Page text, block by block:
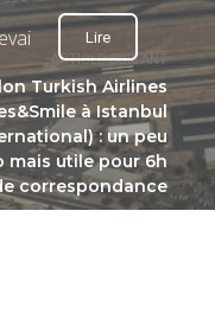
ARTICLE SUIVANT
Turkish Airlines
à Istanbul
: un peu
mais utile pour 6h
correspondance
Lire